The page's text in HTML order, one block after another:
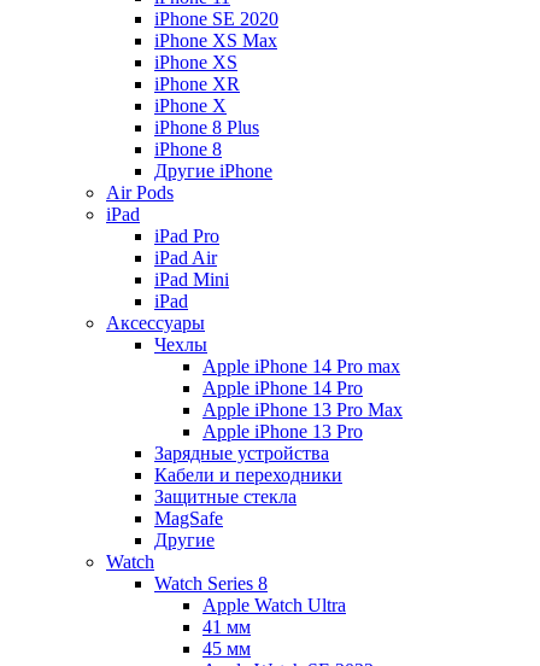
iPhone SE 2020
iPhone XS Max
iPhone XS
iPhone XR
iPhone X
iPhone 8 Plus
iPhone 8
Другие iPhone
Air Pods
iPad
iPad Pro
iPad Air
iPad Mini
iPаd
Аксессуары
Чехлы
Apple iPhone 14 Pro max
Apple iPhone 14 Pro
Apple iPhone 13 Pro Max
Apple iPhone 13 Pro
Зарядные устройства
Кабели и переходники
Защитные стекла
MagSafe
Другие
Watch
Watch Series 8
Apple Watch Ultra
41 мм
45 мм